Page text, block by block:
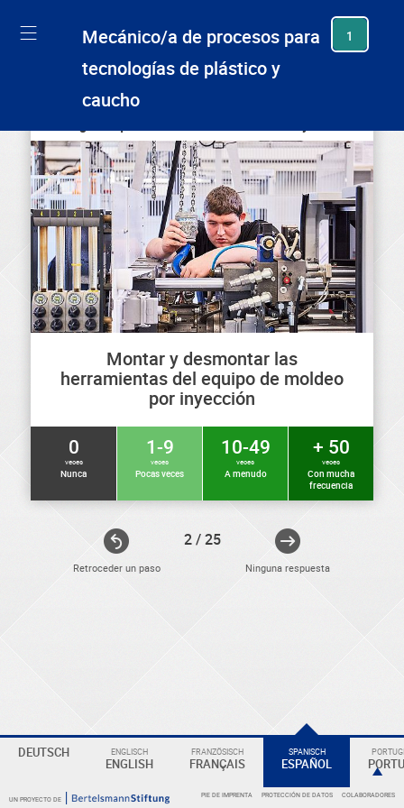
Mecánico/a de procesos para
tecnologías de plástico y
caucho
1
Retroceder un paso
Montar y desmontar las
herramientas del equipo de moldeo
por inyección
0
veces
Nunca
1-9
veces
Pocas veces
10-49
veces
A menudo
+ 50
veces
Con mucha
frecuencia
2 / 25
Ninguna respuesta
DEUTSCH ENGLISCH
ENGLISH
FRANZÖSISCH
FRANÇAIS
SPANISCH
ESPAÑOL
UN PROYECTO DE PIE DE IMPRENTA PROTECCIÓN DE DATOS COLABORADORES